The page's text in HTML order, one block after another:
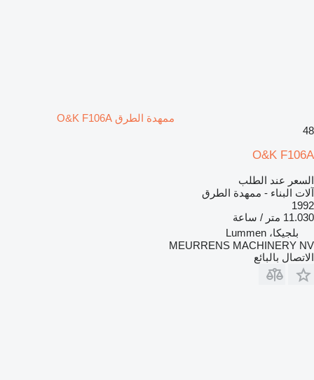
ممهدة الطرق O&K F106A
48
O&K F106A
السعر عند الطلب
آلات البناء - ممهدة الطرق
1992
11.030 متر / ساعة
بلجيكا، Lummen
MEURRENS MACHINERY NV
الاتصال بالبائع